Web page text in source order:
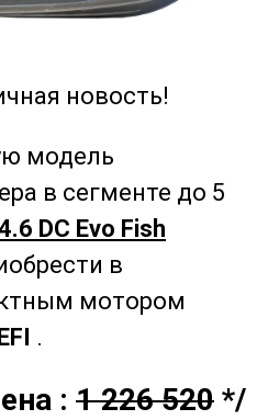
новость!
модель
в сегменте до 5
DC Evo Fish
в
мотором
.
: 1 226 520 */